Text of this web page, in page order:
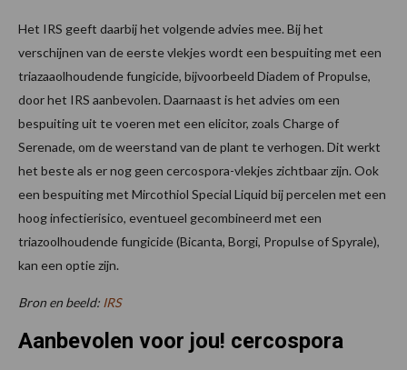
Het IRS geeft daarbij het volgende advies mee. Bij het
verschijnen van de eerste vlekjes wordt een bespuiting met een
triazaaolhoudende fungicide, bijvoorbeeld Diadem of Propulse,
door het IRS aanbevolen. Daarnaast is het advies om een
bespuiting uit te voeren met een elicitor, zoals Charge of
Serenade, om de weerstand van de plant te verhogen. Dit werkt
het beste als er nog geen cercospora-vlekjes zichtbaar zijn. Ook
een bespuiting met Mircothiol Special Liquid bij percelen met een
hoog infectierisico, eventueel gecombineerd met een
triazoolhoudende fungicide (Bicanta, Borgi, Propulse of Spyrale),
kan een optie zijn.
Bron en beeld: IRS
Aanbevolen voor jou! cercospora